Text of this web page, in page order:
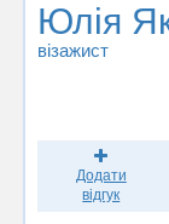
Юлія
візажист
Додати
відгук